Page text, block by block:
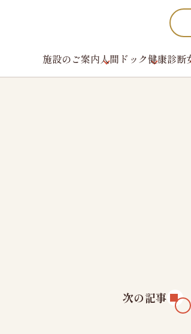
受診者様の権利
施設のご案内人間ドック健康診断
次の記事